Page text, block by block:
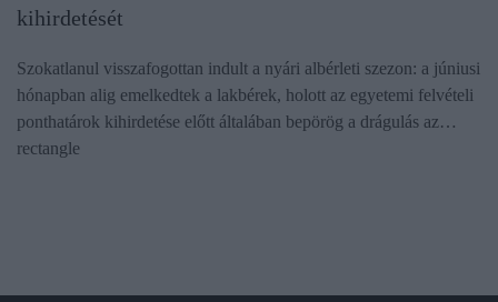
kihirdetését
Szokatlanul visszafogottan indult a nyári albérleti szezon: a júniusi
hónapban alig emelkedtek a lakbérek, holott az egyetemi felvételi
ponthatárok kihirdetése előtt általában bepörög a drágulás az…
rectangle